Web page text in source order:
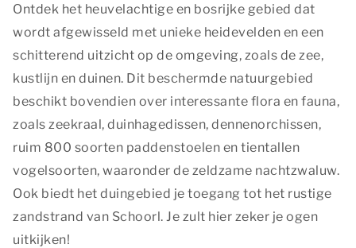
Ontdek het heuvelachtige en bosrijke gebied dat
wordt afgewisseld met unieke heidevelden en een
schitterend uitzicht op de omgeving, zoals de zee,
kustlijn en duinen. Dit beschermde natuurgebied
beschikt bovendien over interessante flora en fauna,
zoals zeekraal, duinhagedissen, dennenorchissen,
ruim 800 soorten paddenstoelen en tientallen
vogelsoorten, waaronder de zeldzame nachtzwaluw.
Ook biedt het duingebied je toegang tot het rustige
zandstrand van Schoorl. Je zult hier zeker je ogen
uitkijken!